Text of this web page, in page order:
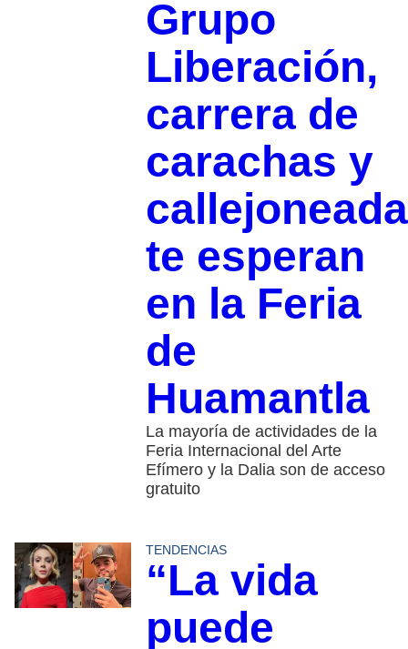
Grupo
Liberación,
carrera de
carachas y
callejoneada
te esperan
en la Feria
de
Huamantla
La mayoría de actividades de la
Feria Internacional del Arte
Efímero y la Dalia son de acceso
gratuito
TENDENCIAS
“La vida
puede